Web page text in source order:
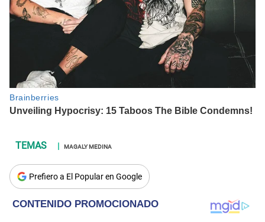
MAGALY MEDINA
Prefiero a El Popular en Google